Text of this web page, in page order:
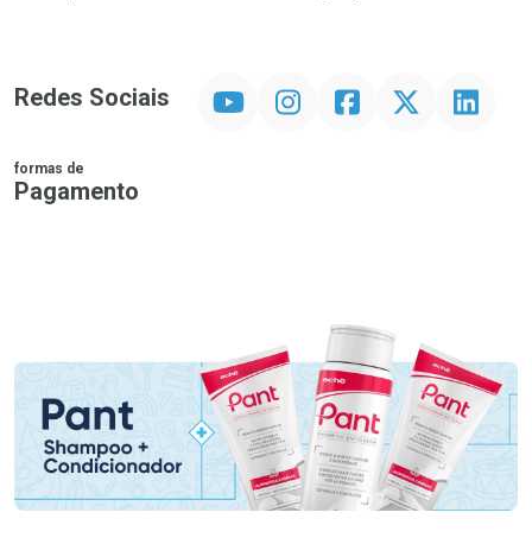
Redes Sociais InstagramFacebookTwitter Linkedin
formas de
Pagamento
Promoção em Destaque